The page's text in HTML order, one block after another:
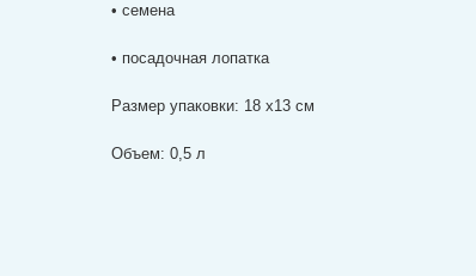
• семена
• посадочная лопатка
Размер упаковки: 18 х13 см
Объем: 0,5 л